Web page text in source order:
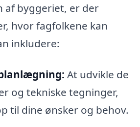
byggeriet, er der
hvor fagfolkene kan
inkludere:
At udvikle de
og tekniske tegninger,
til dine ønsker og behov.